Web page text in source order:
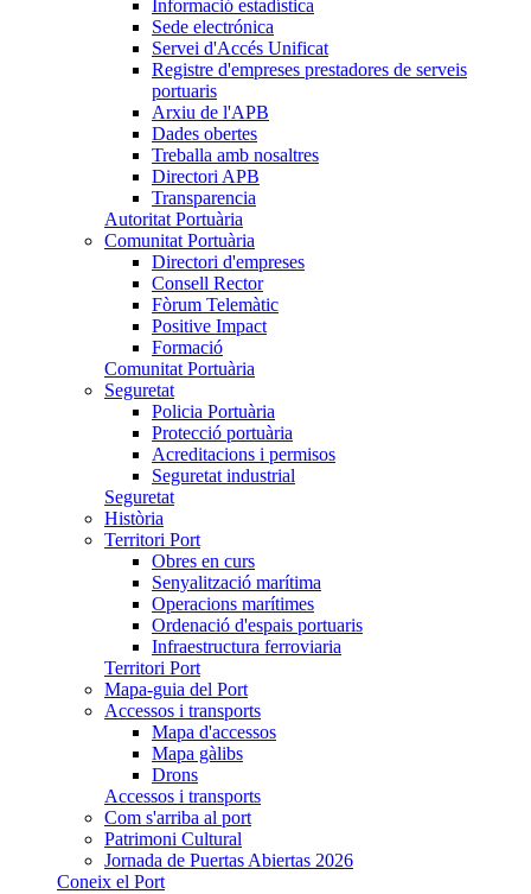
Informació estadística
Sede electrónica
Servei d'Accés Unificat
Registre d'empreses prestadores de serveis
portuaris
Arxiu de l'APB
Dades obertes
Treballa amb nosaltres
Directori APB
Transparencia
Autoritat Portuària
Comunitat Portuària
Directori d'empreses
Consell Rector
Fòrum Telemàtic
Positive Impact
Formació
Comunitat Portuària
Seguretat
Policia Portuària
Protecció portuària
Acreditacions i permisos
Seguretat industrial
Seguretat
Història
Territori Port
Obres en curs
Senyalització marítima
Operacions marítimes
Ordenació d'espais portuaris
Infraestructura ferroviaria
Territori Port
Mapa-guia del Port
Accessos i transports
Mapa d'accessos
Mapa gàlibs
Drons
Accessos i transports
Com s'arriba al port
Patrimoni Cultural
Jornada de Puertas Abiertas 2026
Coneix el Port